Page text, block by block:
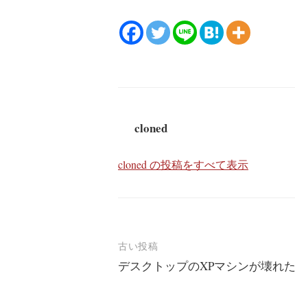
cloned
cloned の投稿をすべて表示
投
稿
古い投稿
デスクトップのXPマシンが壊れた